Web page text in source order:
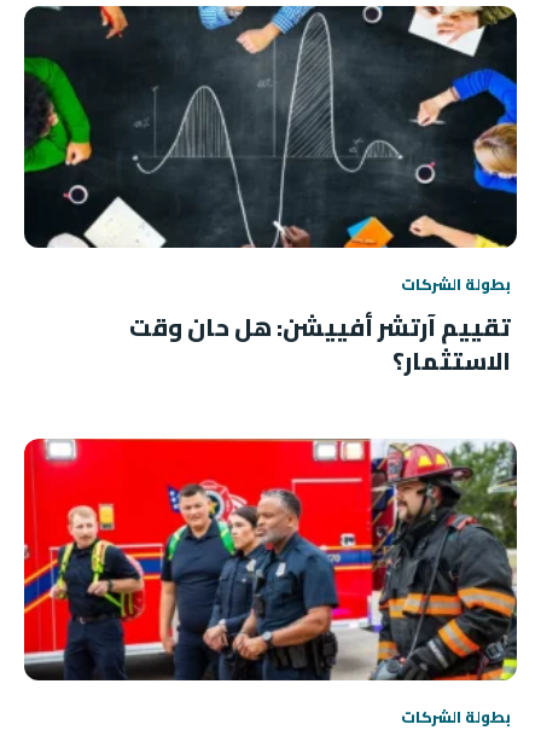
بطولة الشركات
تقييم آرتشر أفييشن: هل حان وقت
الاستثمار؟
بطولة الشركات